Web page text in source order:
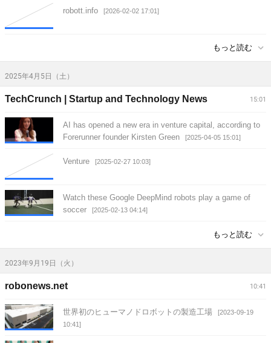
robott.info [2026-02-02 17:01]
もっと読む
2025年4月5日（土）
15:01
TechCrunch | Startup and Technology News
AI has opened a new era in venture capital, according to
Forerunner founder Kirsten Green
[2025-04-05 15:01]
Venture [2025-02-27 10:03]
Watch these Google DeepMind robots play a game of
soccer
[2025-02-13 04:14]
もっと読む
2023年9月19日（火）
10:41
robonews.net
世界初のヒューマノドロボットの製造工場
[2023-09-19
10:41]